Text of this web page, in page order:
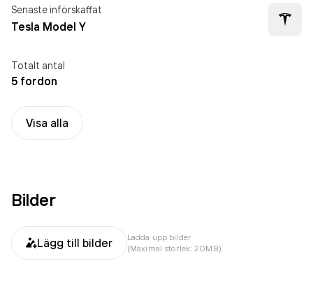
Senaste införskaffat
Tesla Model Y
Totalt antal
5 fordon
Visa alla
Bilder
Lägg till bilder
Ladda upp bilder
(Maximal storlek: 20MB)